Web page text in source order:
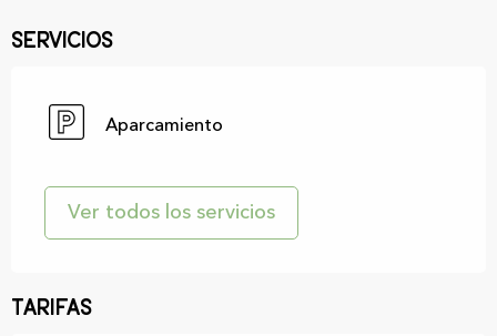
Servicios
Aparcamiento
Ver todos los servicios
Tarifas